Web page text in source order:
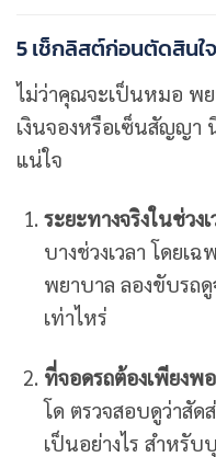
5 เช็กลิสต์ก่อนตัดสินใ
ไม่ว่าคุณจะเป็นหมอ พ
เงินจองหรือเซ็นสัญญา
แน่ใจ
ระยะทางจริงในช่วงเ
บางช่วงเวลา โดยเฉ
พยาบาล ลองขับรถดู
เท่าไหร่
ที่จอดรถต้องเพียงพ
โด ตรวจสอบดูว่าสั
เป็นอย่างไร สำหรั